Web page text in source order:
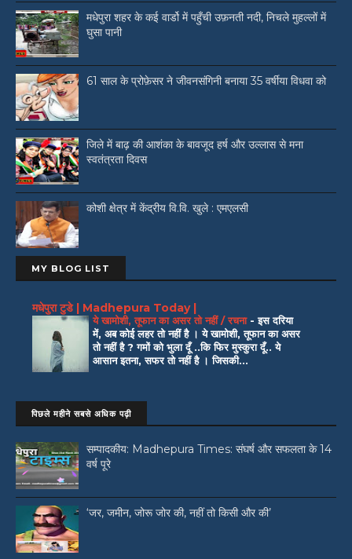
मधेपुरा शहर के कई वार्डो में पहुँची उफ़नती नदी, निचले मुहल्लों में
घुसा पानी
61 साल के प्रोफ़ेसर ने जीवनसंगिनी बनाया 35 वर्षीया विधवा को
जिले में बाढ़ की आशंका के बावजूद हर्ष और उल्लास से मना
स्वतंत्रता दिवस
कोशी क्षेत्र में केंद्रीय वि.वि. खुले : एमएलसी
MY BLOG LIST
मधेपुरा टुडे | Madhepura Today |
ये खामोशी, तूफान का असर तो नहीं / रचना -इस दरिया
में, अब कोई लहर तो नहीं है । ये खामोशी, तूफान का असर
तो नहीं है ? गमों को भुला दूँ ..कि फिर मुस्कुरा दूँ.. ये
आसान इतना, सफर तो नहीं है । जिसकी...
पिछले महीने सबसे अधिक पढ़ी
सम्पादकीय: Madhepura Times: संघर्ष और सफलता के 14
वर्ष पूरे
‘जर, जमीन, जोरू जोर की, नहीं तो किसी और की’